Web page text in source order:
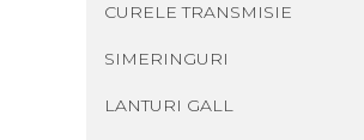
CURELE TRANSMISIE
SIMERINGURI
LANTURI GALL